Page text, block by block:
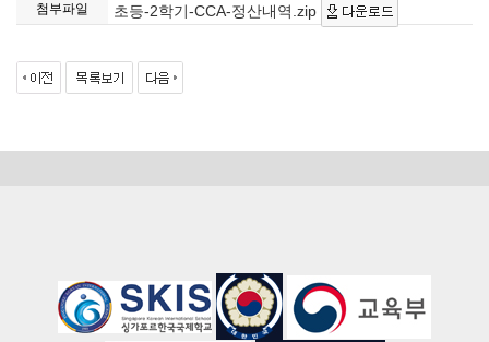
첨부파일 초등-2학기-CCA-정산내역.zip